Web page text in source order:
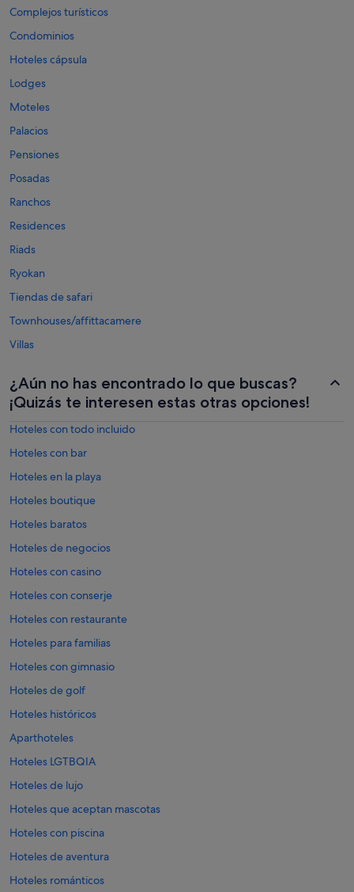
Complejos turísticos
Condominios
Hoteles cápsula
Lodges
Moteles
Palacios
Pensiones
Posadas
Ranchos
Residences
Riads
Ryokan
Tiendas de safari
Townhouses/affittacamere
Villas
¿Aún no has encontrado lo que buscas?
¡Quizás te interesen estas otras opciones!
Hoteles con todo incluido
Hoteles con bar
Hoteles en la playa
Hoteles boutique
Hoteles baratos
Hoteles de negocios
Hoteles con casino
Hoteles con conserje
Hoteles con restaurante
Hoteles para familias
Hoteles con gimnasio
Hoteles de golf
Hoteles históricos
Aparthoteles
Hoteles LGTBQIA
Hoteles de lujo
Hoteles que aceptan mascotas
Hoteles con piscina
Hoteles de aventura
Hoteles románticos